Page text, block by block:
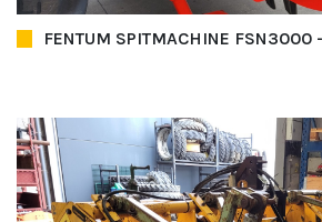
FENTUM SPITMACHINE FSN3000